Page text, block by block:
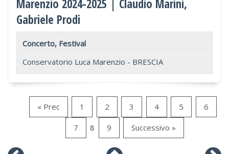
Marenzio 2024-2025 | Claudio Marini,
Gabriele Prodi
Concerto, Festival
Conservatorio Luca Marenzio - BRESCIA
« Prec 1 2 3 4 5 6
7 8 9 Successivo »